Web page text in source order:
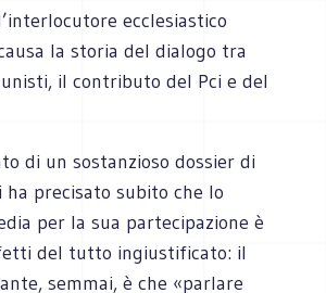
ecclesiastico
la storia del dialogo tra
il contributo del Pci e del
di un sostanzioso dossier di
precisato subito che lo
per la sua partecipazione è
del tutto ingiustificato: il
semmai, è che «parlare